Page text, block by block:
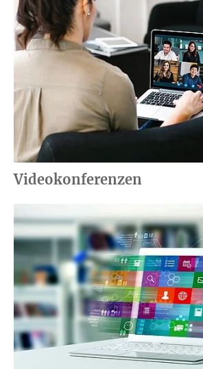
Videokonferenzen